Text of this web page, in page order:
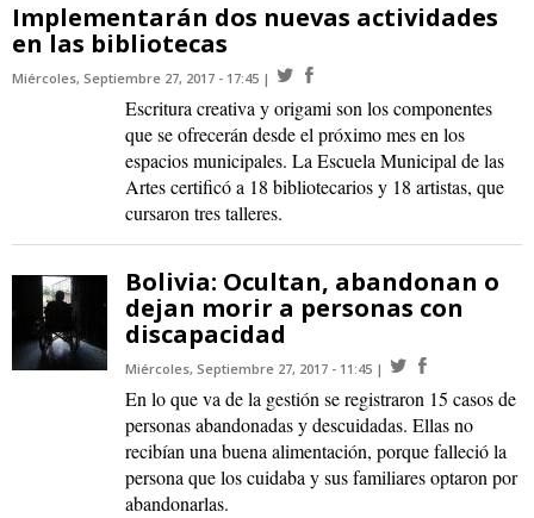
Implementarán dos nuevas actividades
en las bibliotecas
Miércoles, Septiembre 27, 2017 - 17:45
Escritura creativa y origami son los componentes
que se ofrecerán desde el próximo mes en los
espacios municipales. La Escuela Municipal de las
Artes certificó a 18 bibliotecarios y 18 artistas, que
cursaron tres talleres.
Bolivia: Ocultan, abandonan o
dejan morir a personas con
discapacidad
Miércoles, Septiembre 27, 2017 - 11:45
En lo que va de la gestión se registraron 15 casos de
personas abandonadas y descuidadas. Ellas no
recibían una buena alimentación, porque falleció la
persona que los cuidaba y sus familiares optaron por
abandonarlas.